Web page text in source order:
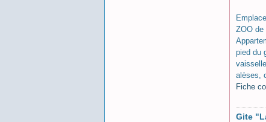
ZOO de
pied du
alèses,
Fiche
Gite